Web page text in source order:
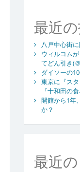
最近
八戸中心街
ウィルコム
てどん引き(
ダイソーの
東京に『ス
『十和田の
開館から1年
か？
最近